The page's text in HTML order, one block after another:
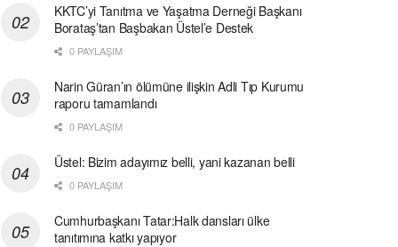
KKTC’yi Tanıtma ve Yaşatma Derneği Başkanı
Borataş’tan Başbakan Üstel’e Destek
0 PAYLAŞIM
Narin Güran’ın ölümüne ilişkin Adli Tıp Kurumu
raporu tamamlandı
0 PAYLAŞIM
Üstel: Bizim adayımız belli, yani kazanan belli
0 PAYLAŞIM
Cumhurbaşkanı Tatar:Halk dansları ülke
tanıtımına katkı yapıyor